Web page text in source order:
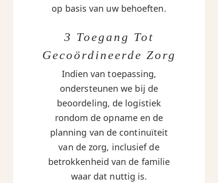
op basis van uw behoeften.
3 Toegang Tot
Gecoördineerde Zorg
Indien van toepassing,
ondersteunen we bij de
beoordeling, de logistiek
rondom de opname en de
planning van de continuïteit
van de zorg, inclusief de
betrokkenheid van de familie
waar dat nuttig is.